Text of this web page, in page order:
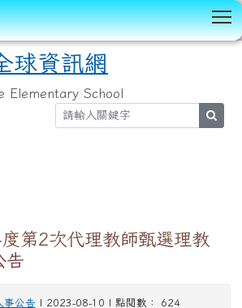
球資訊網
Elementary School
第2次代理教師甄選理教
告
事公告 | 2023-08-10 | 點閱數： 624